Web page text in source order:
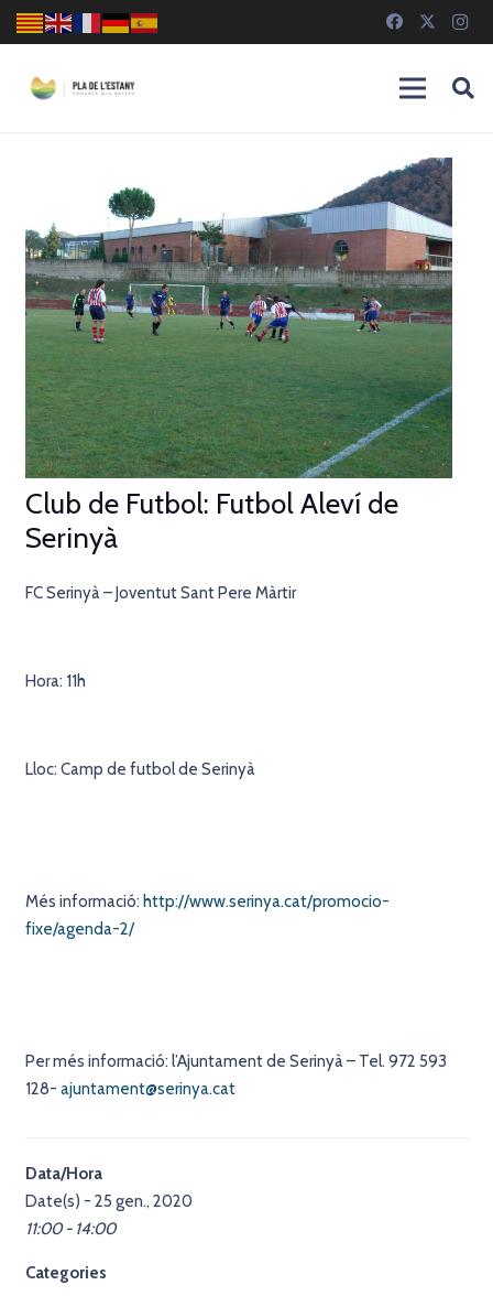
Club de Futbol: Futbol Aleví de
Serinyà
FC Serinyà – Joventut Sant Pere Màrtir
Hora: 11h
Lloc: Camp de futbol de Serinyà
Més informació: http://www.serinya.cat/promocio-
fixe/agenda-2/
Per més informació: l’Ajuntament de Serinyà – Tel. 972 593
128- ajuntament@serinya.cat
Data/Hora
Date(s) - 25 gen., 2020
11:00 - 14:00
Categories